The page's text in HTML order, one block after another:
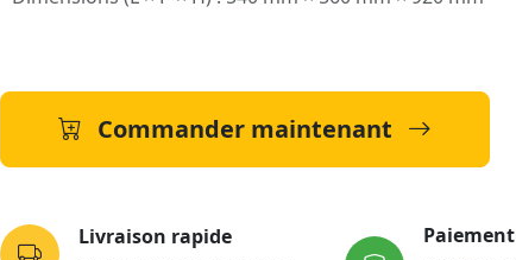
Commander maintenant
Livraison rapide